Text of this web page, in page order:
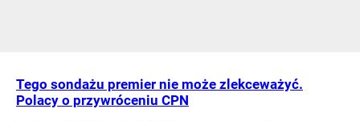
Tego sondażu premier nie może zlekceważyć.
Polacy o przywróceniu CPN